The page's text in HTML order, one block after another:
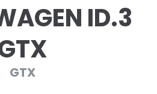
ID.3
GTX